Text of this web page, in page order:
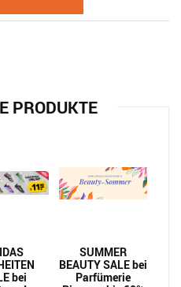
PRODUKTE
bei
SUMMER
BEAUTY SALE bei
Parfümerie